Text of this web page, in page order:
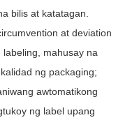
bilis at katatagan.
at deviation
mahusay na
ng packaging;
awtomatikong
ng label upang